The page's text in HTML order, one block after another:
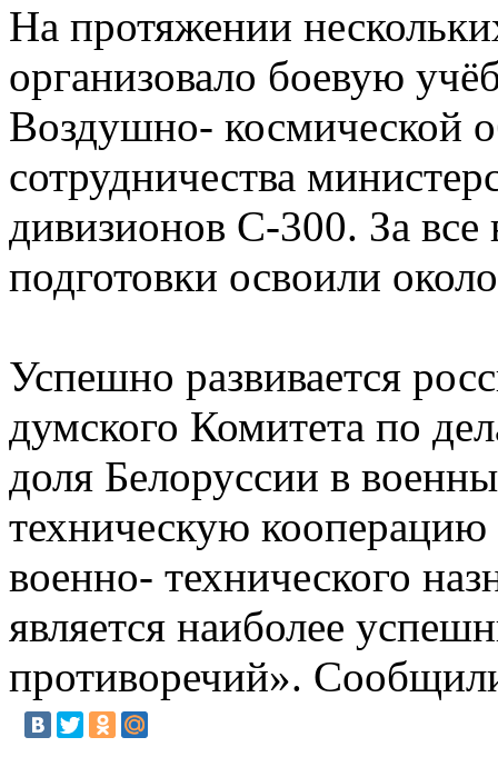
На протяжении
организовало боевую
Воздушно- космической
сотрудничества
дивизионов С-300. За
подготовки освоили
Успешно развивается
думского Комитета по
доля Белоруссии в
техническую
военно- технического
является наиболее
противоречий».